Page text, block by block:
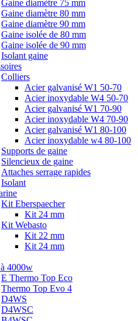
Gaine diamètre 75 mm
Gaine diamètre 80 mm
Gaine diamètre 90 mm
Gaine isolée de 80 mm
Gaine isolée de 90 mm
Isolant gaine
Colliers
Acier galvanisé W1 50-70
Acier inoxydable W4 50-70
Acier galvanisé W1 70-90
Acier inoxydable W4 70-90
Acier galvanisé W1 80-100
Acier inoxydable w4 80-100
Supports de gaine
Silencieux de gaine
Attaches serrage rapides
Isolant
Kit Eberspaecher
Kit 24 mm
Kit Webasto
Kit 22 mm
Kit 24 mm
4000w
E Thermo Top Eco
Thermo Top Evo 4
D4WS
D4WSC